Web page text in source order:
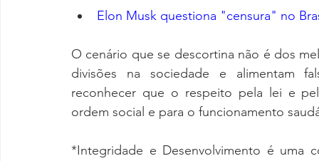
Elon Musk questiona "censura" no
O cenário que se descortina não é dos
divisões na sociedade e alimentam
reconhecer que o respeito pela lei e
ordem social e para o funcionamento
*Integridade e Desenvolvimento é uma